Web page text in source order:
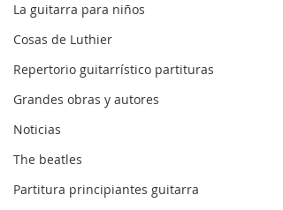
La guitarra para niños
Cosas de Luthier
Repertorio guitarrístico partituras
Grandes obras y autores
Noticias
The beatles
Partitura principiantes guitarra